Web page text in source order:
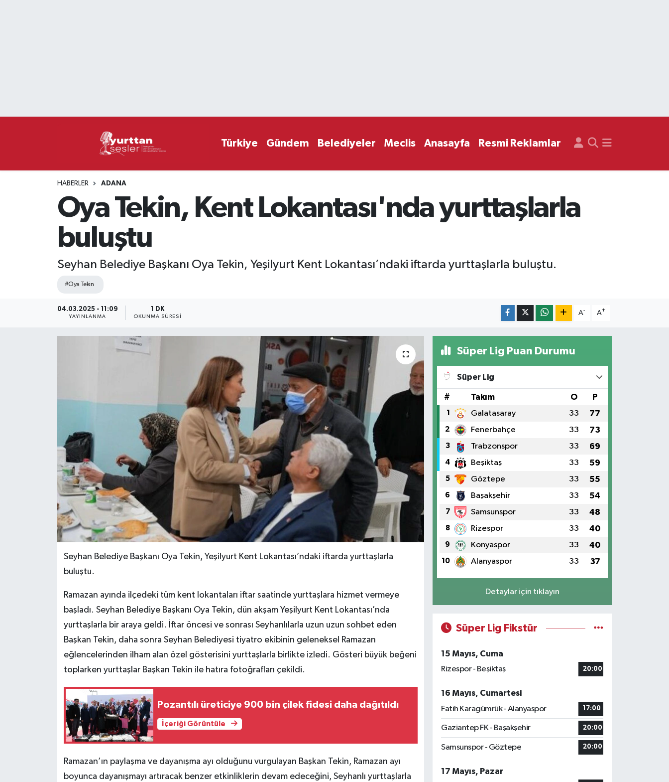
Türkiye Gündem Belediyeler Meclis Anasayfa Resmi Reklamlar
HABERLER ADANA
Oya Tekin, Kent Lokantası'nda yurttaşlarla
buluştu
Seyhan Belediye Başkanı Oya Tekin, Yeşilyurt Kent Lokantası’ndaki iftarda yurttaşlarla buluştu.
#Oya Tekin
04.03.2025 - 11:09
YAYINLANMA
1 DK
OKUNMA SÜRESI
A- A+
Seyhan Belediye Başkanı Oya Tekin, Yeşilyurt Kent Lokantası’ndaki iftarda yurttaşlarla
buluştu.
Ramazan ayında ilçedeki tüm kent lokantaları iftar saatinde yurttaşlara hizmet vermeye
başladı. Seyhan Belediye Başkanı Oya Tekin, dün akşam Yeşilyurt Kent Lokantası’nda
yurttaşlarla bir araya geldi. İftar öncesi ve sonrası Seyhanlılarla uzun uzun sohbet eden
Başkan Tekin, daha sonra Seyhan Belediyesi tiyatro ekibinin geleneksel Ramazan
eğlencelerinden ilham alan özel gösterisini yurttaşlarla birlikte izledi. Gösteri büyük beğeni
toplarken yurttaşlar Başkan Tekin ile hatıra fotoğrafları çekildi.
Pozantılı üreticiye 900 bin çilek fidesi daha dağıtıldı
İçeriği Görüntüle
Ramazan’ın paylaşma ve dayanışma ayı olduğunu vurgulayan Başkan Tekin, Ramazan ayı
boyunca dayanışmayı artıracak benzer etkinliklerin devam edeceğini, Seyhanlı yurttaşlarla
Süper Lig Puan Durumu
Süper Lig
# Takım O P
1 Galatasaray 33 77
2 Fenerbahçe 33 73
3 Trabzonspor 33 69
4 Beşiktaş 33 59
5 Göztepe 33 55
6 Başakşehir 33 54
7 Samsunspor 33 48
8 Rizespor 33 40
9 Konyaspor 33 40
10 Alanyaspor 33 37
Detaylar için tıklayın
Süper Lig Fikstür
15 Mayıs, Cuma
Rizespor - Beşiktaş
20:00
16 Mayıs, Cumartesi
Fatih Karagümrük - Alanyaspor
17:00
Gaziantep FK - Başakşehir 20:00
Samsunspor - Göztepe 20:00
17 Mayıs, Pazar
Süper Lig Puan Durumu ve Fikstür
Haber Arşivi